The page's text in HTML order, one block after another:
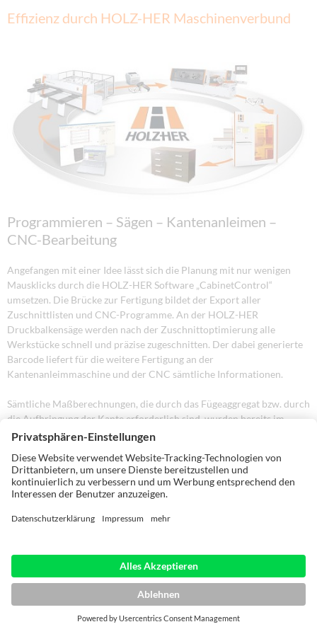
Effizienz durch HOLZ-HER Maschinenverbund
Programmieren – Sägen – Kantenanleimen –
CNC-Bearbeitung
Angefangen mit einer Idee lässt sich die Planung mit nur wenigen
Mausklicks durch die HOLZ-HER Software „CabinetControl“
umsetzen. Die Brücke zur Fertigung bildet der Export aller
Zuschnittlisten und CNC-Programme. An der HOLZ-HER
Druckbalkensäge werden nach der Zuschnittoptimierung alle
Werkstücke schnell und präzise zugeschnitten. Der dabei generierte
Barcode liefert für die weitere Fertigung an der
Kantenanleimmaschine und der CNC sämtliche Informationen.
Sämtliche Maßberechnungen, die durch das Fügeaggregat bzw. durch
die Aufbringung der Kante erforderlich sind, wurden bereits im
„CabinetControl“ automatisch erledigt. Die Endbearbeitung der
Mit einer perfekten Arbeitsvorbereitung und einem optimierten
Produktionsablauf können Qualität und Wirtschaftlichkeit garantiert